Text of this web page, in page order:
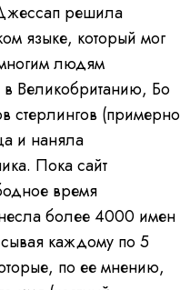
решила
языке, который мог
людям
Великобританию, Бо
стерлингов (примерно
и наняла
Пока сайт
время
более 4000 имен
каждому по 5
по ее мнению,